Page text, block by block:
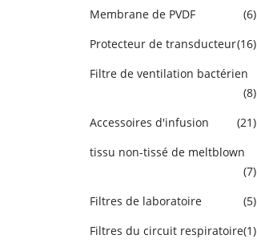
Membrane de PVDF
(6)
Protecteur de transducteur(16)
Filtre de ventilation bactérien
(8)
Accessoires d'infusion
(21)
tissu non-tissé de meltblown
(7)
Filtres de laboratoire
(5)
Filtres du circuit respiratoire(1)